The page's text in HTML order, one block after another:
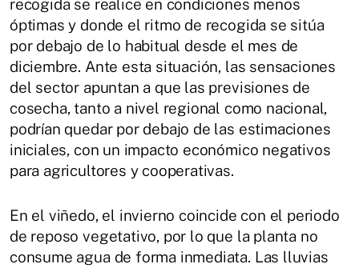
recogida se realice en condiciones menos
óptimas y donde el ritmo de recogida se sitúa
por debajo de lo habitual desde el mes de
diciembre. Ante esta situación, las sensaciones
del sector apuntan a que las previsiones de
cosecha, tanto a nivel regional como nacional,
podrían quedar por debajo de las estimaciones
iniciales, con un impacto económico negativos
para agricultores y cooperativas.
En el viñedo, el invierno coincide con el periodo
de reposo vegetativo, por lo que la planta no
consume agua de forma inmediata. Las lluvias